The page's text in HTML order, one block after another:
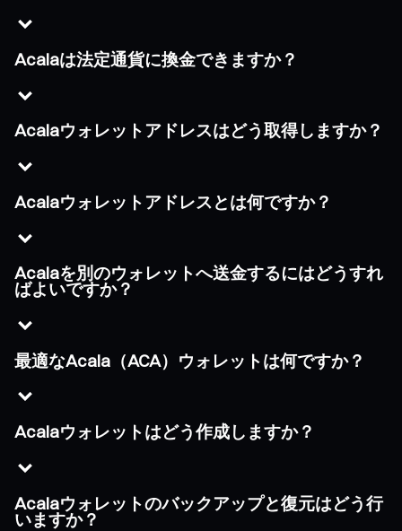
Acalaは法定通貨に換金できますか？
Acalaウォレットアドレスはどう取得しますか？
Acalaウォレットアドレスとは何ですか？
Acalaを別のウォレットへ送金するにはどうすれ
ばよいですか？
最適なAcala（ACA）ウォレットは何ですか？
Acalaウォレットはどう作成しますか？
Acalaウォレットのバックアップと復元はどう行
いますか？